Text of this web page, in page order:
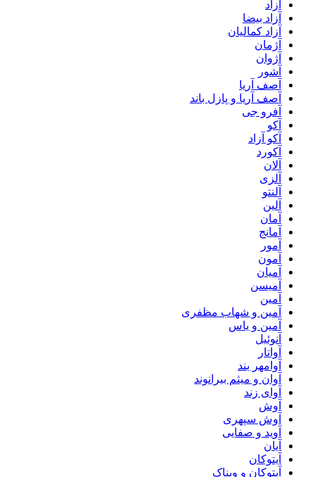
آزاد
آزاد بیضا
آزاد کمالیان
آژمان
آژوان
آشور
آصف آریا
آصف آریا و پازل باند
آفرو جی
آکو
آکو آزاد
آکورد
آلان
آلزی
آلنتو
آلین
آمان
آمانج
آمور
آمون
آمیان
آمیسن
آمین
آمین و شهاب مظفری
آمین و یاس
آنوئیل
آواتار
آوامهر بند
آوان و میثم بیرانوند
آوای زند
آوش
آوش سپهری
آوید و صفایی
آیان
آیتوکان
آیتوکان و ویناک